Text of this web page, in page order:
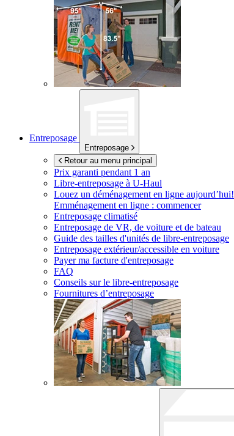
Entreposage
Entreposage
Retour au menu principal
Prix garanti pendant 1 an
Libre-entreposage à U-Haul
Louez un déménagement en ligne aujourd’hui!
Emménagement en ligne : commencer
Entreposage climatisé
Entreposage de VR, de voiture et de bateau
Guide des tailles d'unités de libre-entreposage
Entreposage extérieur/accessible en voiture
Payer ma facture d'entreposage
FAQ
Conseils sur le libre-entreposage
Fournitures d’entreposage